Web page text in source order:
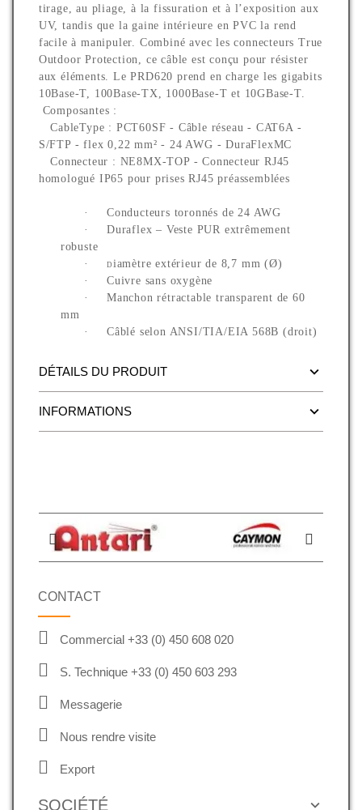
tirage, au pliage, à la fissuration et à l’exposition aux
UV, tandis que la gaine intérieure en PVC la rend
facile à manipuler. Combiné avec les connecteurs True
Outdoor Protection, ce câble est conçu pour résister
aux éléments. Le PRD620 prend en charge les gigabits
10Base-T, 100Base-TX, 1000Base-T et 10GBase-T.
Composantes :
CableType : PCT60SF - Câble réseau - CAT6A -
S/FTP - flex 0,22 mm² - 24 AWG - DuraFlexMC
Connecteur : NE8MX-TOP - Connecteur RJ45
homologué IP65 pour prises RJ45 préassemblées
·
Conducteurs toronnés de 24 AWG
·
Duraflex – Veste PUR extrêmement
robuste
·
D iamètre extérieur de 8,7 mm (Ø)
·
Cuivre sans oxygène
·
Manchon rétractable transparent de 60
mm
·
Câblé selon ANSI/TIA/EIA 568B (droit)
DÉTAILS DU PRODUIT
INFORMATIONS
CONTACT
Commercial +33 (0) 450 608 020
S. Technique +33 (0) 450 603 293
Messagerie
Nous rendre visite
Export
SOCIÉTÉ